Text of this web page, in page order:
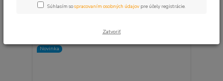
Zobrazujem 1-5 z 5
Novinka
Súhlasím sospracovaním osobných údajov pre účely registrácie.
Zatvoriť